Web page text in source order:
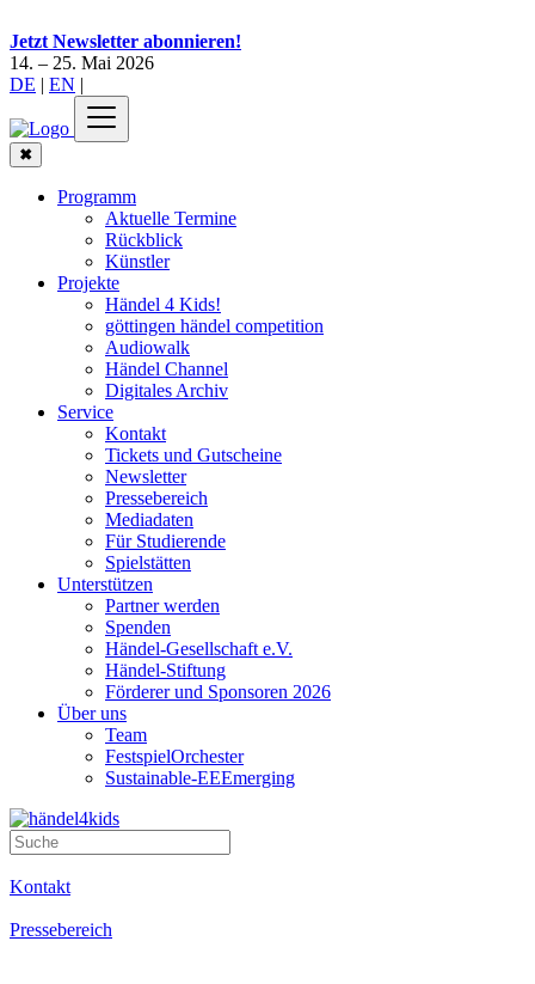
Jetzt Newsletter abonnieren!
14. – 25. Mai 2026
DE | EN |
✖
Programm
Aktuelle Termine
Rückblick
Künstler
Projekte
Händel 4 Kids!
göttingen händel competition
Audiowalk
Händel Channel
Digitales Archiv
Service
Kontakt
Tickets und Gutscheine
Newsletter
Pressebereich
Mediadaten
Für Studierende
Spielstätten
Unterstützen
Partner werden
Spenden
Händel-Gesellschaft e.V.
Händel-Stiftung
Förderer und Sponsoren 2026
Über uns
Team
FestspielOrchester
Sustainable-EEEmerging
Kontakt
Pressebereich